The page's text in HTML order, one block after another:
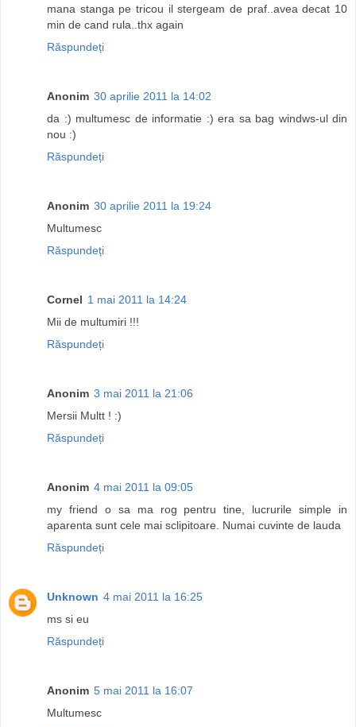
mana stanga pe tricou il stergeam de praf..avea decat 10
min de cand rula..thx again
Răspundeți
Anonim 30 aprilie 2011 la 14:02
da :) multumesc de informatie :) era sa bag windws-ul din
nou :)
Răspundeți
Anonim 30 aprilie 2011 la 19:24
Multumesc
Răspundeți
Cornel 1 mai 2011 la 14:24
Mii de multumiri !!!
Răspundeți
Anonim 3 mai 2011 la 21:06
Mersii Multt ! :)
Răspundeți
Anonim 4 mai 2011 la 09:05
my friend o sa ma rog pentru tine, lucrurile simple in
aparenta sunt cele mai sclipitoare. Numai cuvinte de lauda
Răspundeți
Unknown 4 mai 2011 la 16:25
ms si eu
Răspundeți
Anonim 5 mai 2011 la 16:07
Multumesc